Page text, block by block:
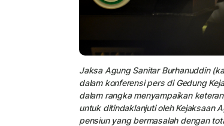
Jaksa Agung Sanitar Burhanuddin
dalam konferensi pers di Gedung
dalam rangka menyampaikan
untuk ditindaklanjuti oleh Kejaksaan
pensiun yang bermasalah dengan